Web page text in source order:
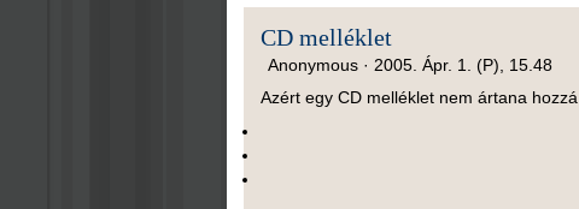
CD melléklet
Anonymous · 2005. Ápr. 1. (P), 15.48
Azért egy CD melléklet nem ártana hozzá